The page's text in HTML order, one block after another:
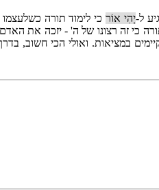
ל-יְהִי אוֹרכי לימוד תורה כשלעצמו
כי זה רצונו של ה' - יזכה את
ואולי הכי חשוב,